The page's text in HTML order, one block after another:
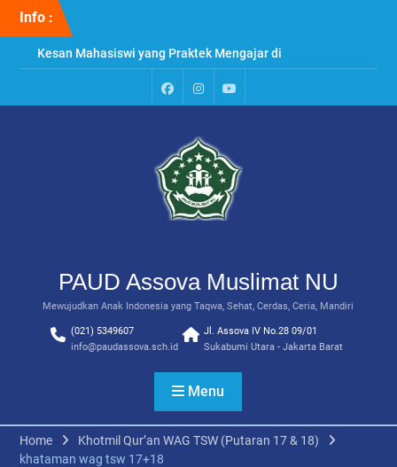
Info :
Kesan Mahasiswi yang Praktek Mengajar di
PAUD Assova
Penyuluhan & Perawatan Gigi di PAUD Assova
Muslimat NU
PaudInstagram
Youtube
PAUD Assova Muslimat NU
Mewujudkan Anak Indonesia yang Taqwa, Sehat, Cerdas, Ceria, Mandiri
(021) 5349607
info@paudassova.sch.id
Jl. Assova IV No.28 09/01
Sukabumi Utara - Jakarta Barat
Menu
Home
Khotmil Qur’an WAG TSW (Putaran 17 & 18)
khataman wag tsw 17+18